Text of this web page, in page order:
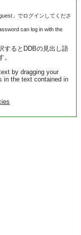
」でログインしてくださ
can log in with the
するとDDBの見出し語
by dragging your
in the text contained in